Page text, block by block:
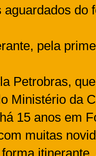
do
pela
Petrobras,
Ministério da
15 anos em
muitas